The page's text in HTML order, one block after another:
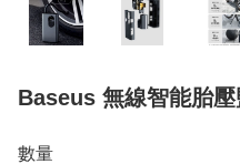
Baseus 無線智能胎
數量